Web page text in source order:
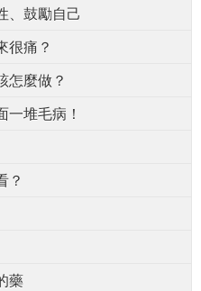
、鼓勵自己
很痛？
怎麼做？
一堆毛病！
？
藥